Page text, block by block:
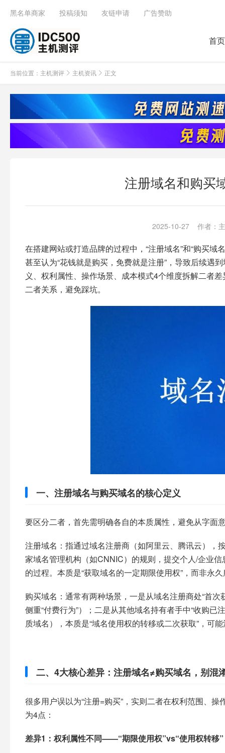
黑名单商家 投稿须知 友链申请 广告赞助
首页
当前位置： 主机测评 主机资讯 正文
注册域名和购买
2025-10-27 作者：
在搭建网站或打造品牌的过程中，“注册域名”和“购买
甚至认为“花钱就是购买，免费就是注册”，导致后续遇
义、权利属性、操作场景、成本模式4个维度拆解二者
二者关系，避免踩坑。​
一、注册域名与购买域名的核心定义​
要区分二者，首先需明确各自的本质属性，避免从字面
注册域名：指通过域名注册商（如阿里云、腾讯云），
家域名管理机构（如CNNIC）的规则，提交个人/企业
的过程。本质是“获取域名的一定期限使用权”，而非永
购买域名：通常有两种场景，一是从域名注册商处“首
侧重“付费行为”）；二是从其他域名持有者手中“收购
质域名），本质是“域名使用权的转移或二次获取”，可
二、4大核心差异：注册域名≠购买域名，别混
很多用户误以为“注册=购买”，实则二者在权利范围、
为4点：​
差异1：权利属性不同——“期限使用权”vs“使用权转移”​